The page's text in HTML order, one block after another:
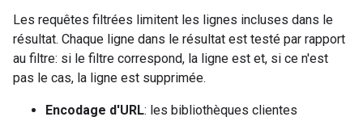
Les requêtes filtrées limitent les lignes incluses dans le
résultat. Chaque ligne dans le résultat est testé par rapport
au filtre: si le filtre correspond, la ligne est et, si ce n'est
pas le cas, la ligne est supprimée.
Encodage d'URL: les bibliothèques clientes